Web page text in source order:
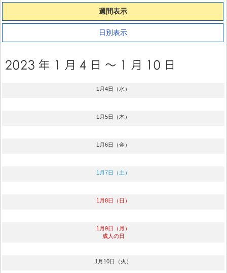
週間表示
日別表示
1月4日（水）
1月5日（木）
1月6日（金）
1月7日（土）
1月8日（日）
1月9日（月）
成人の日
1月10日（火）